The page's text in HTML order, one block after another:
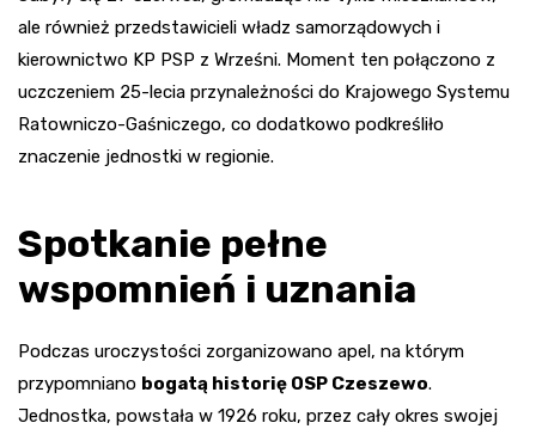
ale również przedstawicieli władz samorządowych i
kierownictwo KP PSP z Wrześni. Moment ten połączono z
uczczeniem 25-lecia przynależności do Krajowego Systemu
Ratowniczo-Gaśniczego, co dodatkowo podkreśliło
znaczenie jednostki w regionie.
Spotkanie pełne
wspomnień i uznania
Podczas uroczystości zorganizowano apel, na którym
przypomniano bogatą historię OSP Czeszewo.
Jednostka, powstała w 1926 roku, przez cały okres swojej